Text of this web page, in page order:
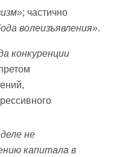
; частично
волеизъявления».
конкуренции
не
капитала в